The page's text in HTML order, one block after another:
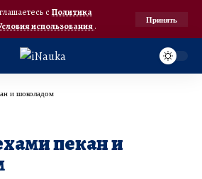
с Политика
использования.
Принять
и шоколадом
пекан и